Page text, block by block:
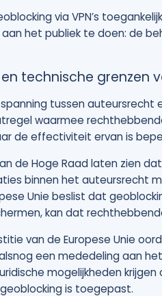
via VPN’s
het publiek te doen: de
technische grenzen
tussen auteursrecht
waarmee
de effectiviteit ervan is
de Hoge Raad laten zien
binnen het auteursrecht
Unie beslist dat
kan dat
van de Europese Unie
een mededeling aan
mogelijkheden
is toegepast.